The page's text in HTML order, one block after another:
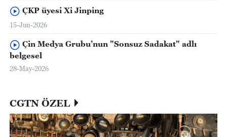
ÇKP üyesi Xi Jinping
15-Jun-2026
Çin Medya Grubu’nun "Sonsuz Sadakat" adlı
belgesel
28-May-2026
CGTN ÖZEL